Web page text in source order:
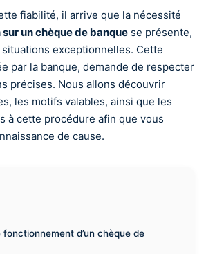
fiabilité, il arrive que la nécessité
un chèque de banque se présente,
exceptionnelles. Cette
par la banque, demande de respecter
précises. Nous allons découvrir
les motifs valables, ainsi que les
à cette procédure afin que vous
de cause.
d’un chèque de